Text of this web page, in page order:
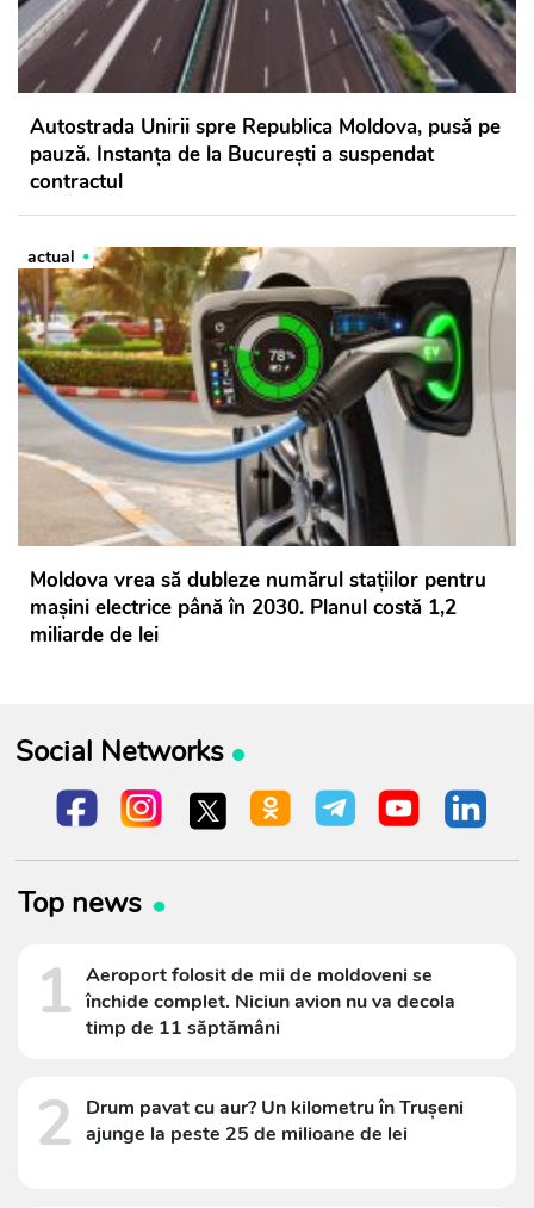
Autostrada Unirii spre Republica Moldova, pusă pe
pauză. Instanța de la București a suspendat
contractul
actual
Moldova vrea să dubleze numărul stațiilor pentru
mașini electrice până în 2030. Planul costă 1,2
miliarde de lei
Social Networks
Top news
1 Aeroport folosit de mii de moldoveni se
închide complet. Niciun avion nu va decola
timp de 11 săptămâni
2
Drum pavat cu aur? Un kilometru în Trușeni
ajunge la peste 25 de milioane de lei